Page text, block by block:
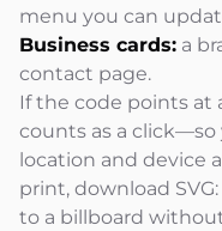
menu you can
Business cards: a
contact page.
If the code points at
counts as a
location and device
print, download
to a billboard